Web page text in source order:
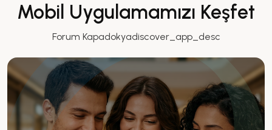
Mobil Uygulamamızı Keşfet
Forum Kapadokyadiscover_app_desc